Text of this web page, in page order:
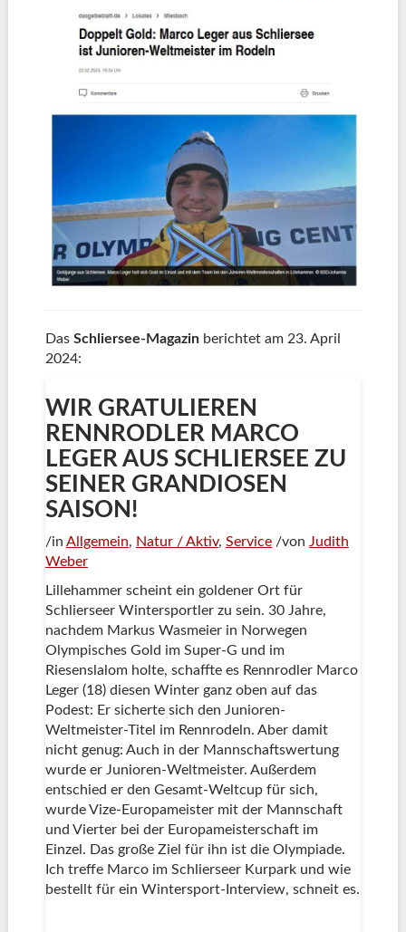
Das Schliersee-Magazinberichtet am 23. April
2024:
WIR GRATULIEREN
RENNRODLER MARCO
LEGER AUS SCHLIERSEE ZU
SEINER GRANDIOSEN
SAISON!
/in Allgemein, Natur / Aktiv, Service /von Judith
Weber
Lillehammer scheint ein goldener Ort für
Schlierseer Wintersportler zu sein. 30 Jahre,
nachdem Markus Wasmeier in Norwegen
Olympisches Gold im Super-G und im
Riesenslalom holte, schaffte es Rennrodler Marco
Leger (18) diesen Winter ganz oben auf das
Podest: Er sicherte sich den Junioren-
Weltmeister-Titel im Rennrodeln. Aber damit
nicht genug: Auch in der Mannschaftswertung
wurde er Junioren-Weltmeister. Außerdem
entschied er den Gesamt-Weltcup für sich,
wurde Vize-Europameister mit der Mannschaft
und Vierter bei der Europameisterschaft im
Einzel. Das große Ziel für ihn ist die Olympiade.
Ich treffe Marco im Schlierseer Kurpark und wie
bestellt für ein Wintersport-Interview, schneit es.